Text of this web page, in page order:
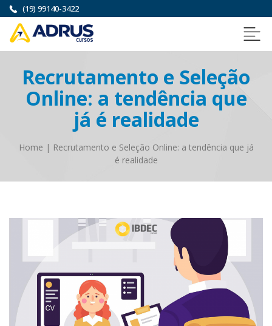
(19) 99140-3422
Recrutamento e Seleção
Online: a tendência que
já é realidade
Home | Recrutamento e Seleção Online: a tendência que já
é realidade